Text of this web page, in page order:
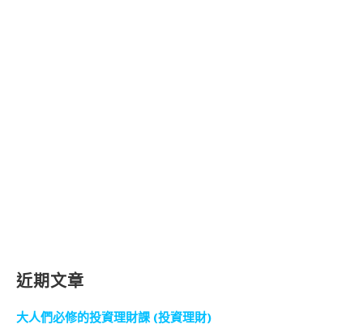
近期文章
大人們必修的投資理財課 (投資理財)